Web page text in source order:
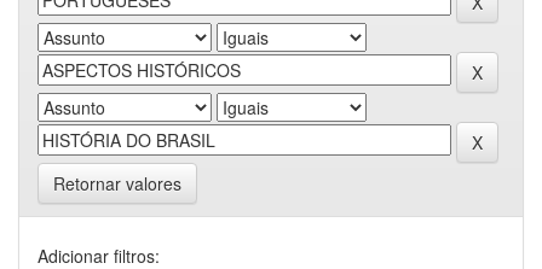
Retornar valores
Adicionar filtros: